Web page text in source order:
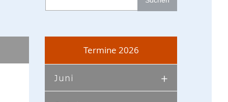
Termine 2026
Juni